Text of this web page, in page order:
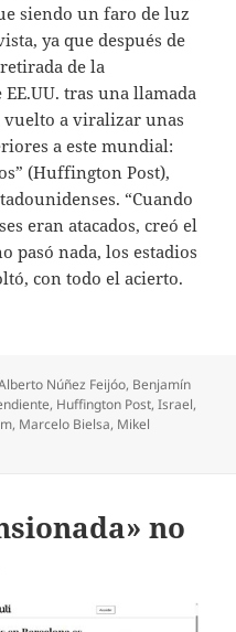
siendo un faro de luz
ya que después de
de la
tras una llamada
a viralizar unas
a este mundial:
(Huffington Post),
“Cuando
eran atacados, creó el
pasó nada, los estadios
con todo el acierto.
Núñez Feijóo, Benjamín
, Huffington Post,Israel,
, Marcelo Bielsa, Mikel
no